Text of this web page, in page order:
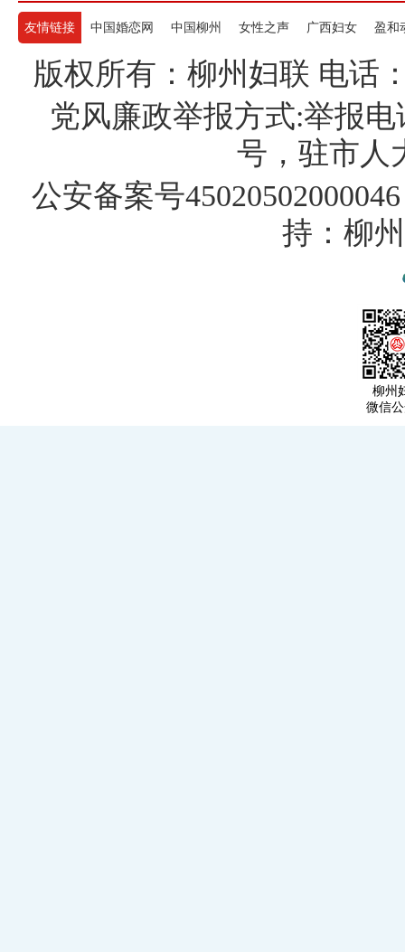
友情链接 中国婚恋网 中国柳州 女性之声 广西妇女 盈和
版权所有：柳州妇联 电话
党风廉政举报方式:举报
号，驻市人
公安备案号
持：柳
柳州
微信